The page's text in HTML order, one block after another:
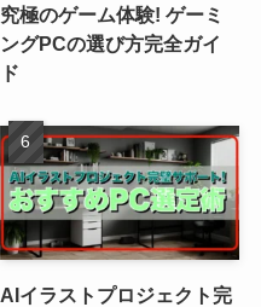
究極のゲーム体験! ゲーミ
ングPCの選び方完全ガイ
ド
AIイラストプロジェクト完